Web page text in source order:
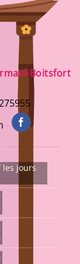
Boitsfort
les jours